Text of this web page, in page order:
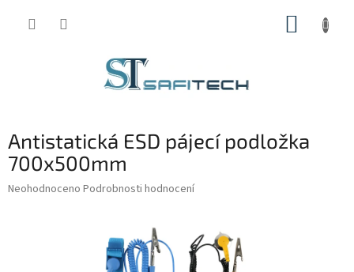
Antistatická ESD pájecí podložka
700x500mm
Průměrné
Neohodnoceno Podrobnosti hodnocení